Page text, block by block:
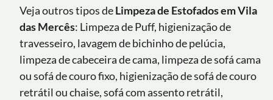
Veja outros tipos deLimpeza de Estofados em Vila
das Mercês: Limpeza de Puff, higienização de
travesseiro, lavagem de bichinho de pelúcia,
limpeza de cabeceira de cama, limpeza de sofá cama
ou sofá de couro fixo, higienização de sofá de couro
retrátil ou chaise, sofá com assento retrátil,